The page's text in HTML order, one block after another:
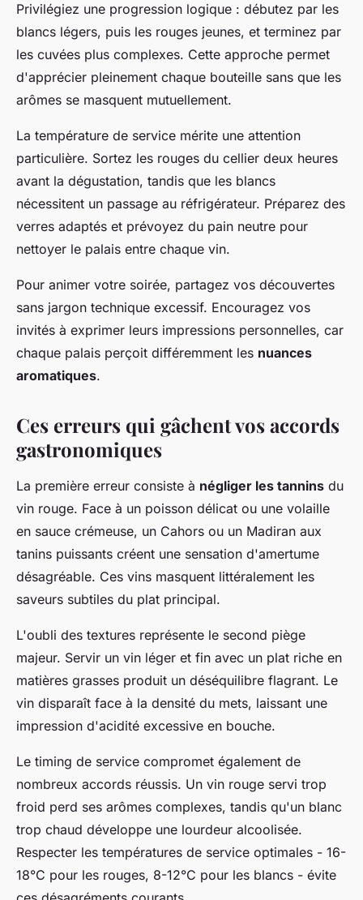
Privilégiez une progression logique : débutez par les
blancs légers, puis les rouges jeunes, et terminez par
les cuvées plus complexes. Cette approche permet
d'apprécier pleinement chaque bouteille sans que les
arômes se masquent mutuellement.
La température de service mérite une attention
particulière. Sortez les rouges du cellier deux heures
avant la dégustation, tandis que les blancs
nécessitent un passage au réfrigérateur. Préparez des
verres adaptés et prévoyez du pain neutre pour
nettoyer le palais entre chaque vin.
Pour animer votre soirée, partagez vos découvertes
sans jargon technique excessif. Encouragez vos
invités à exprimer leurs impressions personnelles, car
chaque palais perçoit différemment les nuances
aromatiques.
Ces erreurs qui gâchent vos accords
gastronomiques
La première erreur consiste à négliger les tannins du
vin rouge. Face à un poisson délicat ou une volaille
en sauce crémeuse, un Cahors ou un Madiran aux
tanins puissants créent une sensation d'amertume
désagréable. Ces vins masquent littéralement les
saveurs subtiles du plat principal.
L'oubli des textures représente le second piège
majeur. Servir un vin léger et fin avec un plat riche en
matières grasses produit un déséquilibre flagrant. Le
vin disparaît face à la densité du mets, laissant une
impression d'acidité excessive en bouche.
Le timing de service compromet également de
nombreux accords réussis. Un vin rouge servi trop
froid perd ses arômes complexes, tandis qu'un blanc
trop chaud développe une lourdeur alcoolisée.
Respecter les températures de service optimales - 16-
18°C pour les rouges, 8-12°C pour les blancs - évite